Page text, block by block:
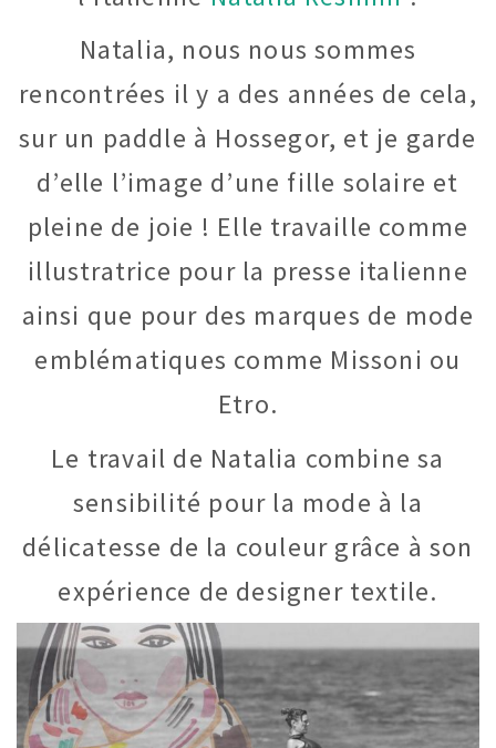
Natalia, nous nous sommes
rencontrées il y a des années de cela,
sur un paddle à Hossegor, et je garde
d’elle l’image d’une fille solaire et
pleine de joie ! Elle travaille comme
illustratrice pour la presse italienne
ainsi que pour des marques de mode
emblématiques comme Missoni ou
Etro.
Le travail de Natalia combine sa
sensibilité pour la mode à la
délicatesse de la couleur grâce à son
expérience de designer textile.